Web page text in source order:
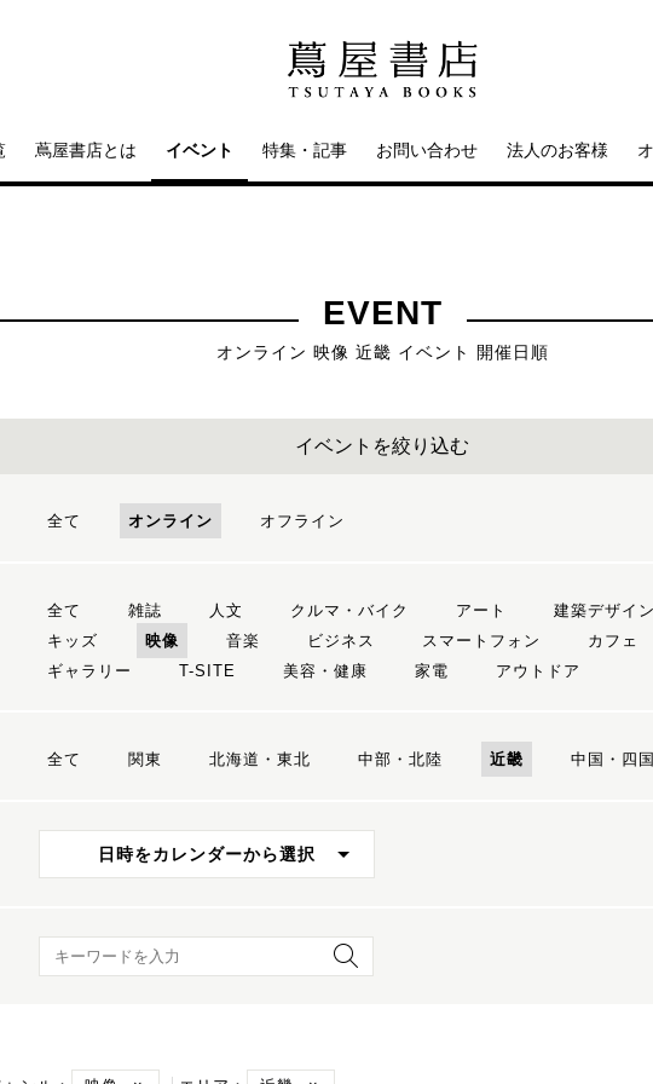
蔦屋書店とは イベント 特集・記事 お問い合わせ 法人のお客様
EVENT
オンライン 映像 近畿 イベント 開催日順
イベントを絞り込む
全て オンライン オフライン
全て 雑誌 人文 クルマ・バイク アート 建築デザイン
キッズ
映像 音楽 ビジネス スマートフォン カフェ
ギャラリー
T-SITE 美容・健康 家電 アウトドア
全て 関東 北海道・東北 中部・北陸 近畿 中国・四国
日時をカレンダーから選択
キーワード検索